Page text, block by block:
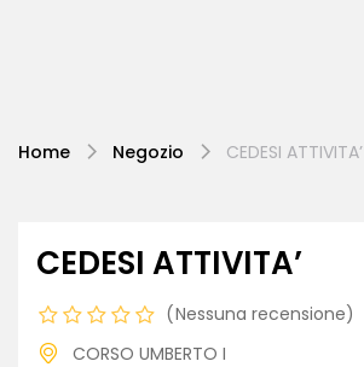
Home Negozio CEDESI ATTIVITA’
CEDESI ATTIVITA’
Nessuna recensione
CORSO UMBERTO I